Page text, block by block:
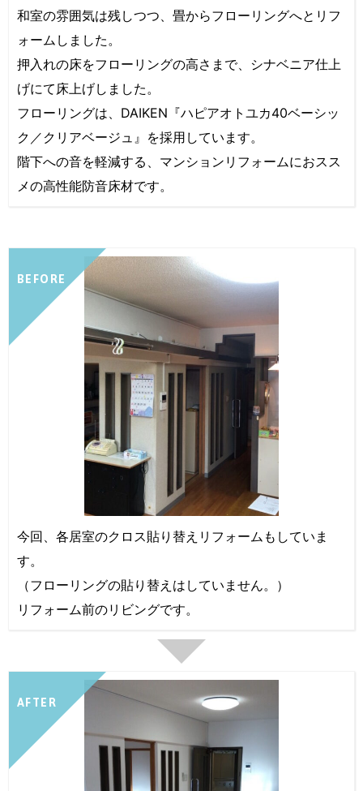
和室の雰囲気は残しつつ、畳からフローリングへとリフ
ォームしました。
押入れの床をフローリングの高さまで、シナベニア仕上
げにて床上げしました。
フローリングは、DAIKEN『ハピアオトユカ40ベーシッ
ク／クリアベージュ』を採用しています。
階下への音を軽減する、マンションリフォームにおスス
メの高性能防音床材です。
BEFORE
今回、各居室のクロス貼り替えリフォームもしていま
す。
（フローリングの貼り替えはしていません。）
リフォーム前のリビングです。
AFTER